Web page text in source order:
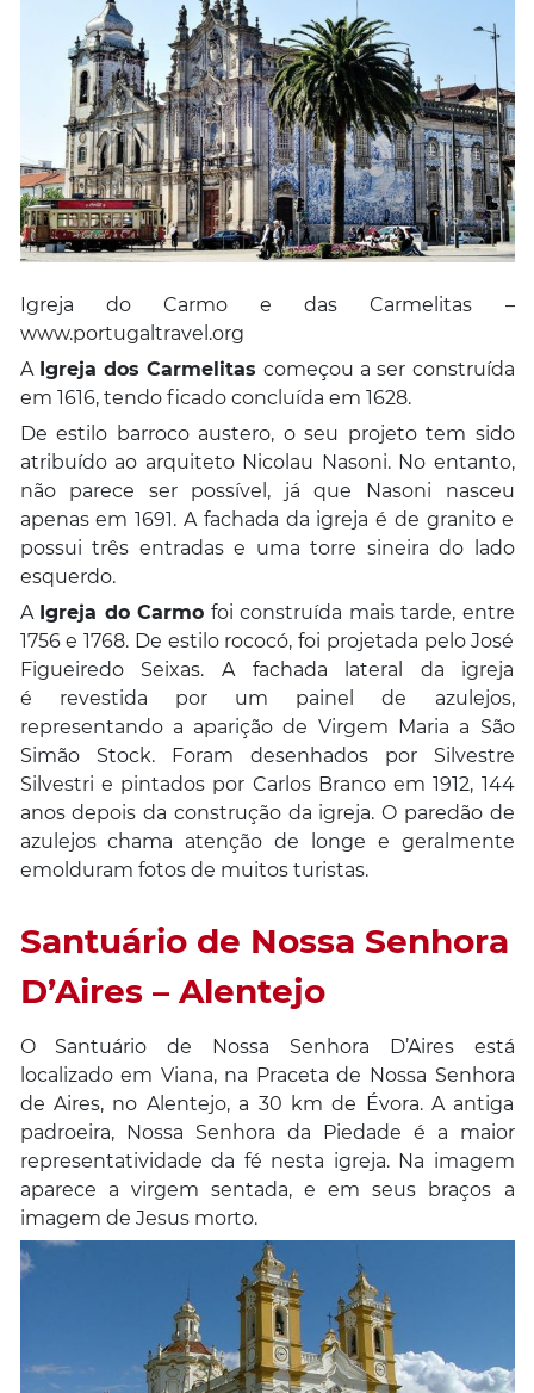
Igreja do Carmo e das Carmelitas –
www.portugaltravel.org
A Igreja dos Carmelitas começou a ser construída
em 1616, tendo ficado concluída em 1628.
De estilo barroco austero, o seu projeto tem sido
atribuído ao arquiteto Nicolau Nasoni. No entanto,
não parece ser possível, já que Nasoni nasceu
apenas em 1691. A fachada da igreja é de granito e
possui três entradas e uma torre sineira do lado
esquerdo.
A Igreja do Carmo foi construída mais tarde, entre
1756 e 1768. De estilo rococó, foi projetada pelo José
Figueiredo Seixas. A fachada lateral da igreja
é revestida por um painel de azulejos,
representando a aparição de Virgem Maria a São
Simão Stock. Foram desenhados por Silvestre
Silvestri e pintados por Carlos Branco em 1912, 144
anos depois da construção da igreja. O paredão de
azulejos chama atenção de longe e geralmente
emolduram fotos de muitos turistas.
Santuário de Nossa Senhora
D’Aires – Alentejo
O Santuário de Nossa Senhora D’Aires está
localizado em Viana, na Praceta de Nossa Senhora
de Aires, no Alentejo, a 30 km de Évora. A antiga
padroeira, Nossa Senhora da Piedade é a maior
representatividade da fé nesta igreja. Na imagem
aparece a virgem sentada, e em seus braços a
imagem de Jesus morto.